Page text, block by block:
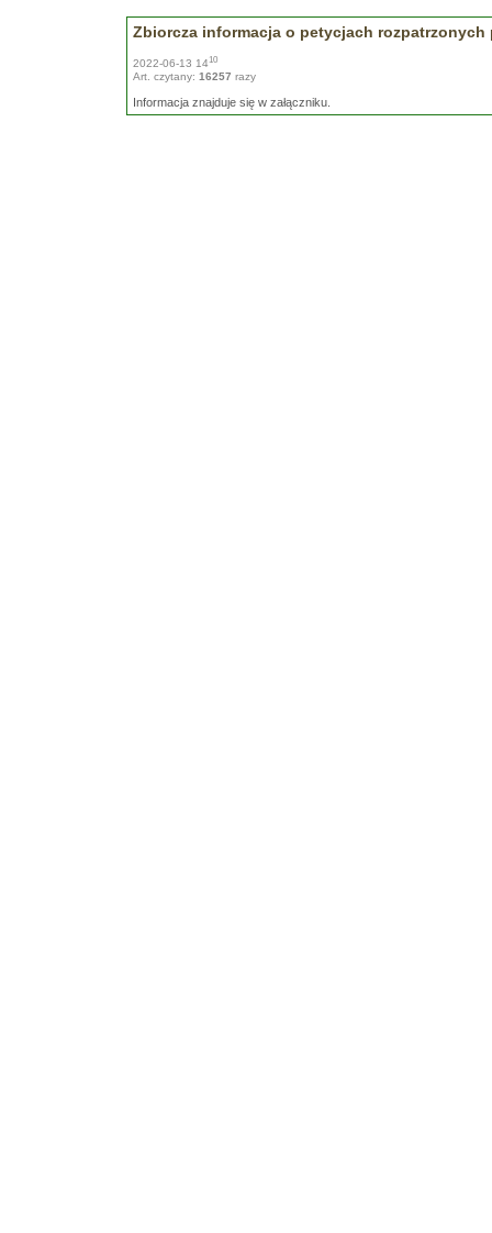
Zbiorcza informacja o petycjach rozpatrzonych
2022-06-13 1410
Art. czytany: 16257 razy
Informacja znajduje się w załączniku.